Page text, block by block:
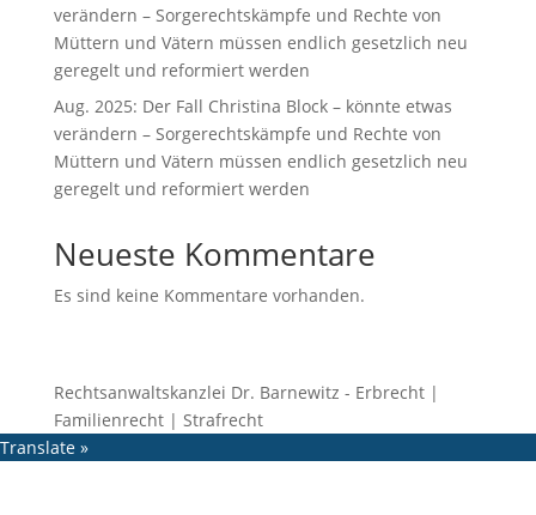
verändern – Sorgerechtskämpfe und Rechte von
Müttern und Vätern müssen endlich gesetzlich neu
geregelt und reformiert werden
Aug. 2025: Der Fall Christina Block – könnte etwas
verändern – Sorgerechtskämpfe und Rechte von
Müttern und Vätern müssen endlich gesetzlich neu
geregelt und reformiert werden
Neueste Kommentare
Es sind keine Kommentare vorhanden.
Rechtsanwaltskanzlei Dr. Barnewitz - Erbrecht |
Familienrecht | Strafrecht
Translate »